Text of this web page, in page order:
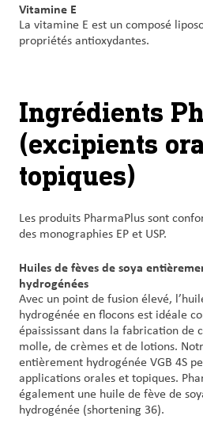
Vitamine E
La vitamine E est un composé
propriétés antioxydantes.
Ingrédients
(excipients
topiques)
Les produits PharmaPlus sont
des monographies EP et USP.
Huiles de fèves de soya
hydrogénées
Avec un point de fusion élevé,
hydrogénée en flocons est idéale
épaississant dans la fabrication de
molle, de crèmes et de lotions.
entièrement hydrogénée VGB 4S
applications orales et topiques.
également une huile de fève de
hydrogénée (shortening 36).